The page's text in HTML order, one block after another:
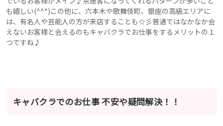
も嬉しい(^^*)この他に、六本木や歌舞伎町、銀座の高級エリアに
は、有名人や芸能人の方が来店することも☆彡普通ではなかなか会
えないお客様と会えるのもキャバクラでお仕事をするメリットの１
つですね♪
キャバクラでのお仕事 不安や疑問解決！！